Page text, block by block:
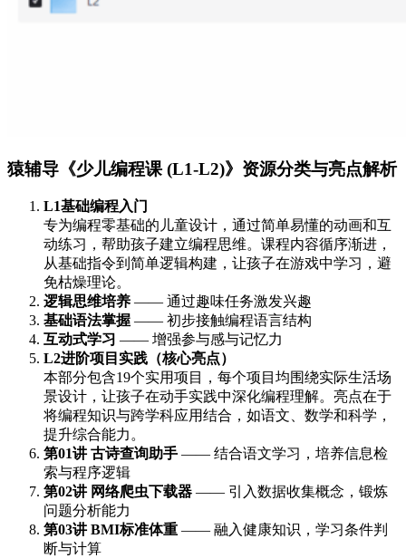
猿辅导《少儿编程课 (L1-L2)》资源分类与亮点解析
L1基础编程入门
专为编程零基础的儿童设计，通过简单易懂的动画和互
动练习，帮助孩子建立编程思维。课程内容循序渐进，
从基础指令到简单逻辑构建，让孩子在游戏中学习，避
免枯燥理论。
逻辑思维培养 —— 通过趣味任务激发兴趣
基础语法掌握 —— 初步接触编程语言结构
互动式学习 —— 增强参与感与记忆力
L2进阶项目实践（核心亮点）
本部分包含19个实用项目，每个项目均围绕实际生活场
景设计，让孩子在动手实践中深化编程理解。亮点在于
将编程知识与跨学科应用结合，如语文、数学和科学，
提升综合能力。
第01讲 古诗查询助手 —— 结合语文学习，培养信息检
索与程序逻辑
第02讲 网络爬虫下载器 —— 引入数据收集概念，锻炼
问题分析能力
第03讲 BMI标准体重 —— 融入健康知识，学习条件判
断与计算